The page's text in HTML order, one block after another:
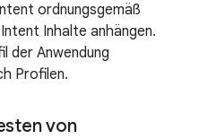
ordnungsgemäß
Inhalte anhängen.
der Anwendung
Profilen.
von